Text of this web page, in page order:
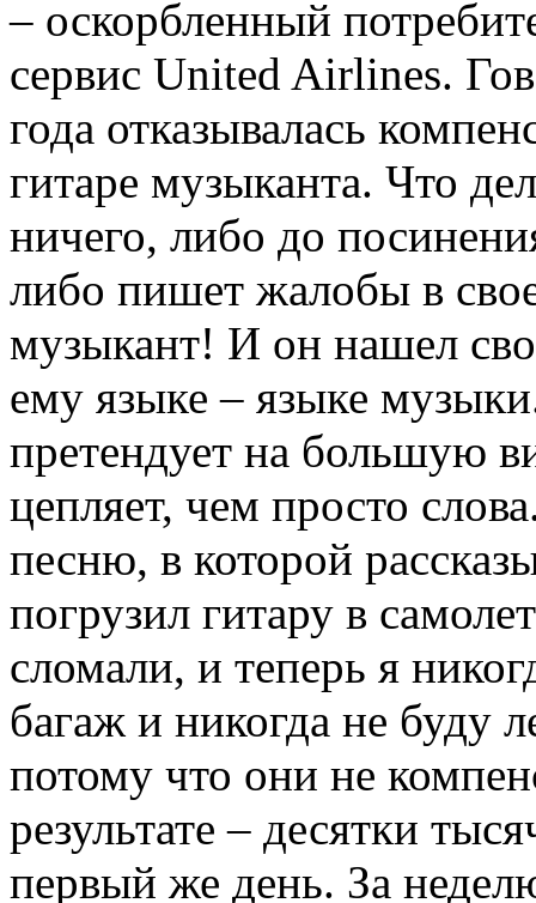
– оскорбленный
сервис United Airlines.
года отказывалась
гитаре музыканта. Что
ничего, либо до
либо пишет жалобы в
музыкант! И он нашел
ему языке – языке
претендует на большую
цепляет, чем просто
песню, в которой
погрузил гитару в
сломали, и теперь я
багаж и никогда не буду
потому что они не
результате – десятки
первый же день. За